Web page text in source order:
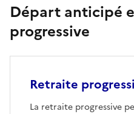
Départ anticipé
progressive
Retraite
La retraite progressive